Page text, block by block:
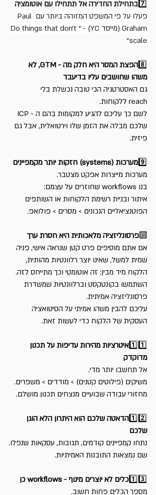
7️⃣בתחילת החדירה אל תתחילו עם אוטומציה
פעלו על פי המשפט המזוהה ביותר עם Paul
Graham (מייסד YC) - “Do things that don’t
scale”
8️⃣
הפצת המסר היא חלק מה - GTM, לא
משהו שחושבים עליו בדיעבד
גם האסטרטגיה הכי טובה נכשלת בלי
reach ללקוחות.
שלכם מבלה את הזמן שלו וירטואלית, אבל גם
פיזית.
9️⃣מערכות (systems) חזקות יותר מקמפיינים
מערכות מייצרות אפקט מצטבר.
בנו workflows שחוזרים על עצמם:
איתור ובניית רשימת הלקוחות או השותפים
הפוטנציאליים הנכונים > מסרים > פולואפ.
🔟פרסונליזציה מלאכותית היא חסרת ערך
אם אתם מוסיפים פרט קטן שנראה אישי, פניה
שמית למשל, שאינו יוצר רלוונטיות מהותית,
הלקוח מיד מבין: זה אוטומטי וכך מתייחס לזה.
השתמשו בקונטקסט וברלוונטיות שמשדרת
פרסונליזציה אמיתית.
עליכם להבין משהו אמיתי על הסיטואציה
העסקית של הלקוח כדי לעשות זאת.
1️⃣1️⃣איטרציות מהירות עדיפות על תכנון
מדוקדק
אל תחשבו יותר מדי.
משיקים (פילוטים קטנים) > מודדים > משפרים.
מחזורי עבודה שבועיים מנצחים תכנון מושלם.
1️⃣2️⃣הדאטה שלכם הוא היתרון הלא הוגן
שלכם
נתחו קמפיינים קודמים, תגובות, עסקאות שנפלו.
שם נמצאות התובנות האמיתיות.
1️⃣3️⃣כלים לא יוצרים מינוף - workflows כן
מספר הכלים פחות חשוב.